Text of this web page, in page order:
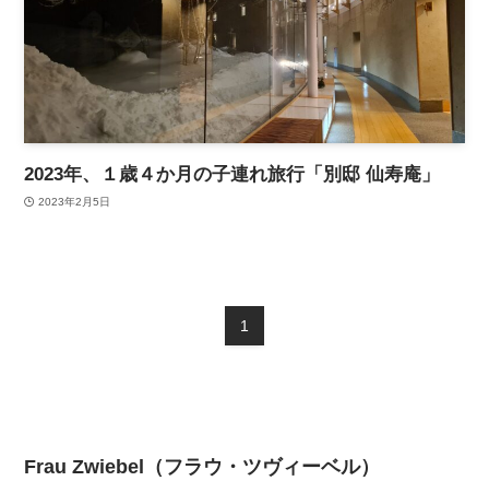
2023年、１歳４か月の子連れ旅行「別邸 仙寿庵」
2023年2月5日
1
Frau Zwiebel（フラウ・ツヴィーベル）